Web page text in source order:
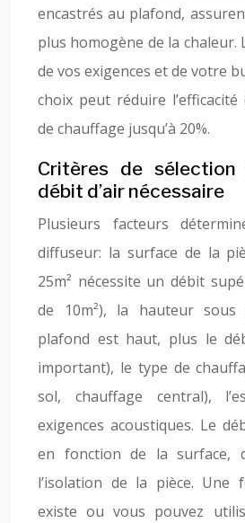
encastrés au plafond,
plus homogène de la chaleur.
de vos exigences et de votre
choix peut réduire
de chauffage jusqu’à 20%.
Critères de
débit d’air nécessaire
Plusieurs facteurs
diffuseur: la surface de la
25m² nécessite un débit
de 10m²), la hauteur
plafond est haut, plus le
important), le type de
sol, chauffage central),
exigences acoustiques. Le
en fonction de la surface,
l’isolation de la pièce. Une
existe ou vous pouvez